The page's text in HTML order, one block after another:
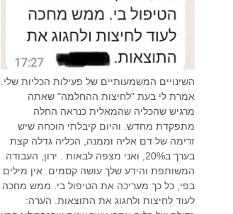
השינויים המשמעותיים של פעילות הכליות שלי.
אמרת לי בעת "לחיצות ההחלמה" שאתה
מרגיש שהכליה שהמאלית כנראה החלה
מתפקדת מחדש. והיום קיבלתי הוכחה שיש
זרימה של דם אליה וממנה, הכליה גדלה קצת
בערך ב20%, ואני מצפה לבאות . ירון, העבודה
המשותפת והידע שלך עושה קסמים. אין מילים
בפי, כל כך מעריכה את הטיפול בי. ממש מחכה
לעוד לחיצות ולחגוג את התוצאות. הערה: